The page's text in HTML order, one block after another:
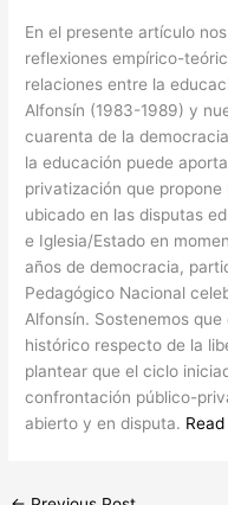
​En el presente artículo
reflexiones empírico-
relaciones entre la
Alfonsín (1983-1989) y
cuarenta de la
la educación puede
privatización que
ubicado en las disputas
e Iglesia/Estado en
años de democracia,
Pedagógico Nacional
Alfonsín. Sostenemos
histórico respecto de la
plantear que el ciclo
confrontación público-
abierto y en disputa.